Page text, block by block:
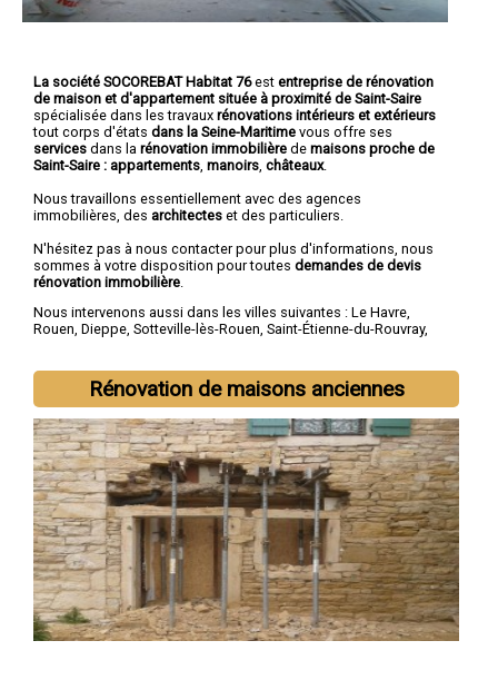
La société SOCOREBAT Habitat 76est entreprise de rénovation
de maison et d'appartement située à proximité de Saint-Saire
spécialisée dans les travaux rénovations intérieurs et extérieurs
tout corps d'états dans la Seine-Maritime vous offre ses
services dans la rénovation immobilière de maisons proche de
Saint-Saire : appartements manoirs châteaux.
Nous travaillons essentiellement avec des agences
immobilières, des architectes et des particuliers.
N'hésitez pas à nous contacter pour plus d'informations, nous
sommes à votre disposition pour toutes demandes de devis
rénovation immobilière
Nous intervenons aussi dans les villes suivantes : Le Havre,
Rouen, Dieppe, Sotteville-lès-Rouen, Saint-Étienne-du-Rouvray,
Rénovation de maisons anciennes